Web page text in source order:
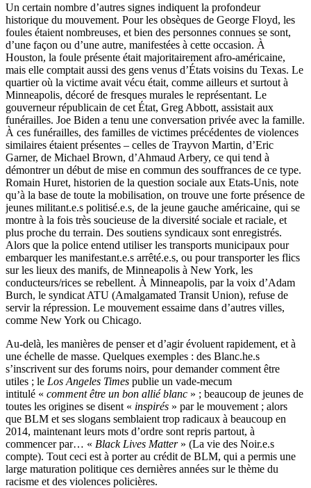
Un certain nombre d’autres signes indiquent la profondeur
historique du mouvement. Pour les obsèques de George Floyd, les
foules étaient nombreuses, et bien des personnes connues se sont,
d’une façon ou d’une autre, manifestées à cette occasion. À
Houston, la foule présente était majoritairement afro-américaine,
mais elle comptait aussi des gens venus d’États voisins du Texas. Le
quartier où la victime avait vécu était, comme ailleurs et surtout à
Minneapolis, décoré de fresques murales le représentant. Le
gouverneur républicain de cet État, Greg Abbott, assistait aux
funérailles. Joe Biden a tenu une conversation privée avec la famille.
À ces funérailles, des familles de victimes précédentes de violences
similaires étaient présentes – celles de Trayvon Martin, d’Eric
Garner, de Michael Brown, d’Ahmaud Arbery, ce qui tend à
démontrer un début de mise en commun des souffrances de ce type.
Romain Huret, historien de la question sociale aux Etats-Unis, note
qu’à la base de toute la mobilisation, on trouve une forte présence de
jeunes militant.e.s politisé.e.s, de la jeune gauche américaine, qui se
montre à la fois très soucieuse de la diversité sociale et raciale, et
plus proche du terrain. Des soutiens syndicaux sont enregistrés.
Alors que la police entend utiliser les transports municipaux pour
embarquer les manifestant.e.s arrêté.e.s, ou pour transporter les flics
sur les lieux des manifs, de Minneapolis à New York, les
conducteurs/rices se rebellent. À Minneapolis, par la voix d’Adam
Burch, le syndicat ATU (Amalgamated Transit Union), refuse de
servir la répression. Le mouvement essaime dans d’autres villes,
comme New York ou Chicago.
Au-delà, les manières de penser et d’agir évoluent rapidement, et à
une échelle de masse. Quelques exemples : des Blanc.he.s
s’inscrivent sur des forums noirs, pour demander comment être
utiles ; le Los Angeles Times publie un vade-mecum
intitulé « comment être un bon allié blanc » ; beaucoup de jeunes de
toutes les origines se disent « inspirés » par le mouvement ; alors
que BLM et ses slogans semblaient trop radicaux à beaucoup en
2014, maintenant leurs mots d’ordre sont repris partout, à
commencer par… « Black Lives Matter» (La vie des Noir.e.s
compte). Tout ceci est à porter au crédit de BLM, qui a permis une
large maturation politique ces dernières années sur le thème du
racisme et des violences policières.